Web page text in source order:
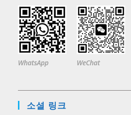
WhatsApp WeChat
소셜 링크